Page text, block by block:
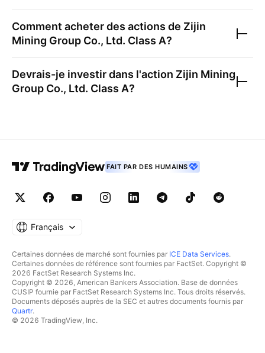
Comment acheter des actions de Zijin
Mining Group Co., Ltd. Class A?
Devrais-je investir dans l'action Zijin Mining
Group Co., Ltd. Class A?
FAIT PAR DES HUMAINS
Français
Certaines données de marché sont fournies par ICE Data Services.
Certaines données de référence sont fournies par FactSet. Copyright ©
2026 FactSet Research Systems Inc.
Copyright © 2026, American Bankers Association. Base de données
CUSIP fournie par FactSet Research Systems Inc. Tous droits réservés.
Documents déposés auprès de la SEC et autres documents fournis par
Quartr.
© 2026 TradingView, Inc.